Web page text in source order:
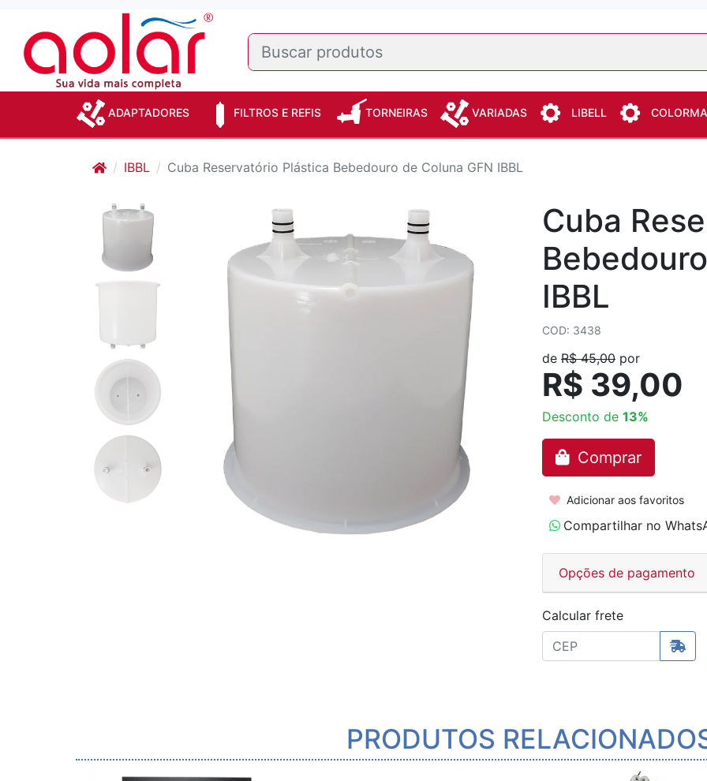
ADAPTADORES FILTROS E REFIS TORNEIRAS VARIADAS LIBELL
IBBL Cuba Reservatório Plástica Bebedouro de Coluna GFN IBBL
Cuba
IBBL
COD: 3438
de R$ 45,00 por
R$ 39,00
Desconto de 13%
Comprar
Adicionar aos favoritos
Compartilhar no
Opções de pagamento
Calcular frete
PRODUTOS